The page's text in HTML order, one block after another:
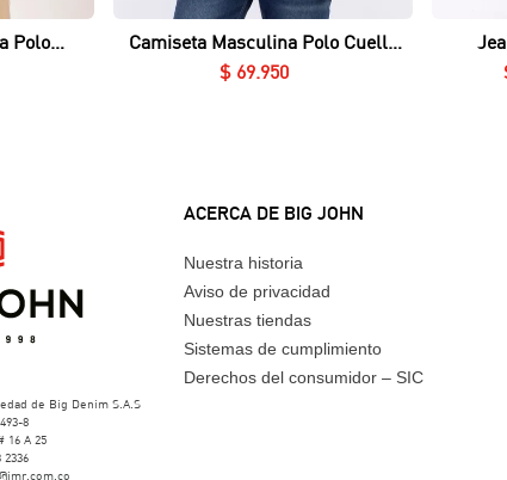
Polo
Camiseta Masculina Polo Cuello
Nerú Essential en Piqué Lycrado
$ 69. 950
de Big Denim S.A.S
8
16 A 25
2336
ACERCA DE BIG JOHN
Nuestra historia
Aviso de privacidad
Nuestras tiendas
Sistemas de cumplimiento
Derechos del consumidor – SIC